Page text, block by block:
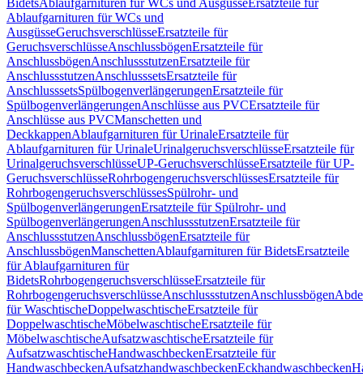
BidetsAblaufgarnituren für WCs und AusgüsseErsatzteile für
Ablaufgarnituren für WCs und
AusgüsseGeruchsverschlüsseErsatzteile für
GeruchsverschlüsseAnschlussbögenErsatzteile für
AnschlussbögenAnschlussstutzenErsatzteile für
AnschlussstutzenAnschlusssetsErsatzteile für
AnschlusssetsSpülbogenverlängerungenErsatzteile für
SpülbogenverlängerungenAnschlüsse aus PVCErsatzteile für
Anschlüsse aus PVCManschetten und
DeckkappenAblaufgarnituren für UrinaleErsatzteile für
Ablaufgarnituren für UrinaleUrinalgeruchsverschlüsseErsatzteile für
UrinalgeruchsverschlüsseUP-GeruchsverschlüsseErsatzteile für UP-
GeruchsverschlüsseRohrbogengeruchsverschlüssesErsatzteile für
RohrbogengeruchsverschlüssesSpülrohr- und
SpülbogenverlängerungenErsatzteile für Spülrohr- und
SpülbogenverlängerungenAnschlussstutzenErsatzteile für
AnschlussstutzenAnschlussbögenErsatzteile für
AnschlussbögenManschettenAblaufgarnituren für BidetsErsatzteile
für Ablaufgarnituren für
BidetsRohrbogengeruchsverschlüsseErsatzteile für
RohrbogengeruchsverschlüsseAnschlussstutzenAnschlussbögen
für WaschtischeDoppelwaschtischeErsatzteile für
DoppelwaschtischeMöbelwaschtischeErsatzteile für
MöbelwaschtischeAufsatzwaschtischeErsatzteile für
AufsatzwaschtischeHandwaschbeckenErsatzteile für
HandwaschbeckenAufsatzhandwaschbeckenEckhandwaschbecken